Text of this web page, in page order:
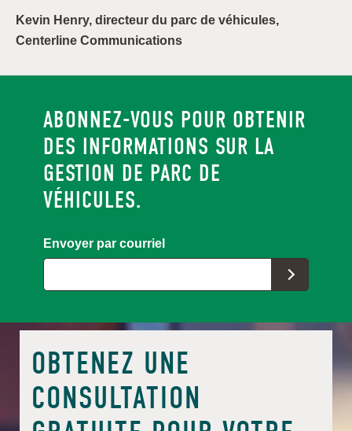
Kevin Henry, directeur du parc de véhicules,
Centerline Communications
ABONNEZ-VOUS POUR OBTENIR
DES INFORMATIONS SUR LA
GESTION DE PARC DE
VÉHICULES.
Envoyer par courriel
OBTENEZ UNE
CONSULTATION